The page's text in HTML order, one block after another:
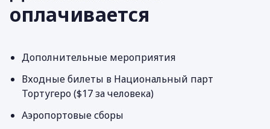
оплачивается
Дополнительные мероприятия
Входные билеты в Национальный парт
Тортугеро ($17 за человека)
Аэропортовые сборы